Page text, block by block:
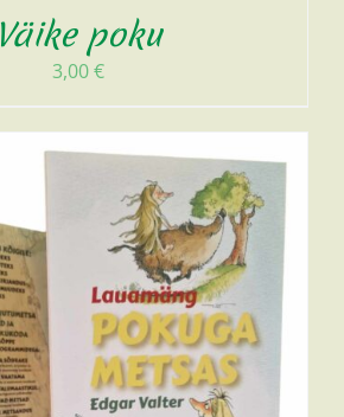
Väike poku
3,00€